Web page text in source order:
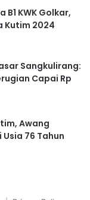
B1 KWK Golkar,
Kutim 2024
Sangkulirang:
Capai Rp
Awang
76 Tahun